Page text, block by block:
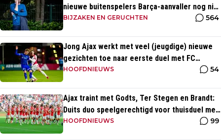
nieuwe buitenspelers Barça-aanvaller nog niet
vergeten'
BIJZAKEN EN GERUCHTEN 564
Jong Ajax werkt met veel (jeugdige) nieuwe
gezichten toe naar eerste duel met FC
Dordrecht
HOOFDNIEUWS 54
Ajax traint met Godts, Ter Stegen en Brandt:
Duits duo speelgerechtigd voor thuisduel met
Shelbourne
HOOFDNIEUWS 99